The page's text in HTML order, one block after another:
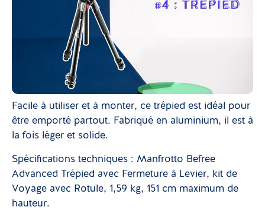
Facile à utiliser et à monter, ce trépied est idéal pour
être emporté partout. Fabriqué en aluminium, il est à
la fois léger et solide.
Spécifications techniques : Manfrotto Befree
Advanced Trépied avec Fermeture à Levier, kit de
Voyage avec Rotule, 1,59 kg, 151 cm maximum de
hauteur.